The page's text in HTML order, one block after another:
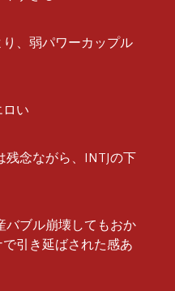
、弱パワーカップル
い
念ながら、INTJの下
バブル崩壊してもおか
引き延ばされた感あ